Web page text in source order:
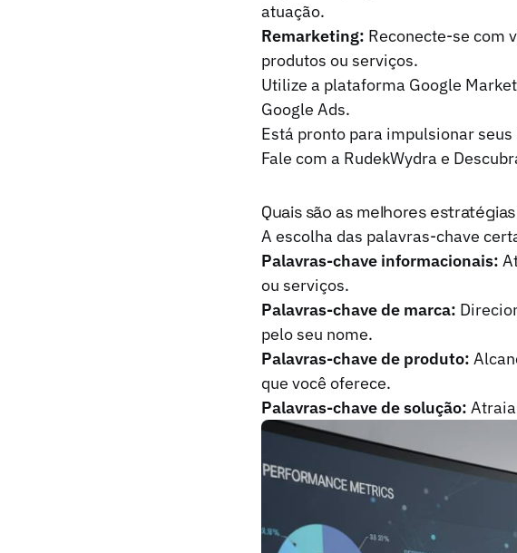
atuação.
Remarketing: Reconecte-se com
produtos ou serviços.
Utilize a plataforma Google
Google Ads.
Está pronto para impulsionar
Fale com a RudekWydra e
Quais são as melhores
A escolha das palavras-chave
Palavras-chave informacionais:
ou serviços.
Palavras-chave de marca:
pelo seu nome.
Palavras-chave de produto:
que você oferece.
Palavras-chave de solução: